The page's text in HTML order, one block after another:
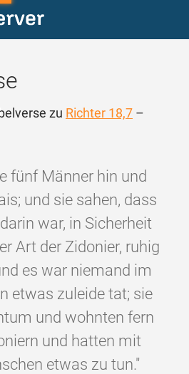
zu Richter 18,7 –
fünf Männer hin und
und sie sahen, dass
war, in Sicherheit
Art der Zidonier, ruhig
es war niemand im
etwas zuleide tat; sie
und wohnten fern
und hatten mit
etwas zu tun."